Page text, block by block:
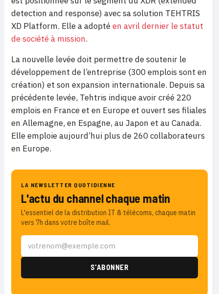
detection and response) avec sa solution TEHTRIS
XD Platform. Elle a adoptéen avril dernier le statut
de société à mission.
La nouvelle levée doit permettre de soutenir le
développement de l’entreprise (300 emplois sont en
création) et son expansion internationale. Depuis sa
précédente levée, Tehtris indique avoir créé 220
emplois en France et en Europe et ouvert ses filiales
en Allemagne, en Espagne, au Japon et au Canada.
Elle emploie aujourd’hui plus de 260 collaborateurs
en Europe.
LA NEWSLETTER QUOTIDIENNE
L'actu du channel chaque matin
L'essentiel de la distribution IT & télécoms, chaque matin
vers 7h dans votre boîte mail.